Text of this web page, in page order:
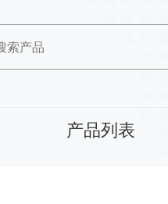
产品列表